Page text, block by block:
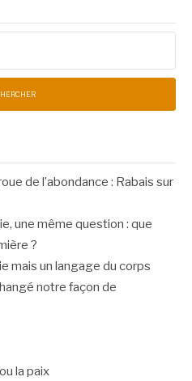
de l’abondance : Rabais sur
une même question : que
?
mais un langage du corps
notre façon de
la paix